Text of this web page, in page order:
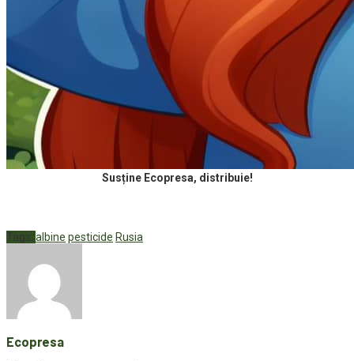
Susține Ecopresa, distribuie!
Tags: albine pesticide Rusia
Ecopresa